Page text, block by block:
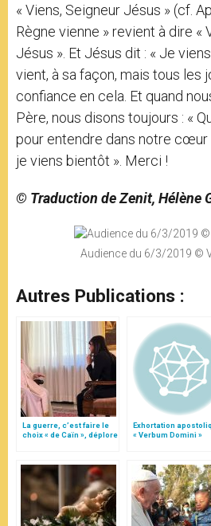
« Viens, Seigneur Jésus » (cf.
Règne vienne » revient à dire «
Jésus ». Et Jésus dit : « Je
vient, à sa façon, mais tous les
confiance en cela. Et quand
Père, nous disons toujours : «
pour entendre dans notre cœur
je viens bientôt ». Merci !
© Traduction de Zenit, Hélène
Audience du 6/3/2019 ©
Autres Publications :
La guerre, c’est faire le
choix « de Caïn », déplore
Exhortation
« Verbum Domini »